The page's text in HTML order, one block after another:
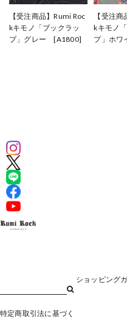
【受注商品】Rumi Roc
kキモノ「ブックラッ
プ」グレー [A1800]
【受注
kキモノ
プ」ホ
ショッピング
特定商取引法に基づく